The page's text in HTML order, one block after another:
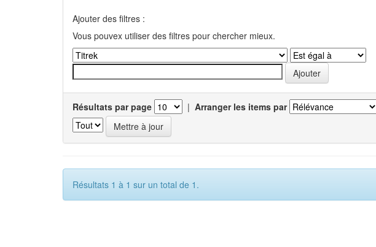
Ajouter des filtres :
Vous pouvex utiliser des filtres pour chercher mieux.
Résultats par page | Arranger les items par
Résultats 1 à 1 sur un total de 1.